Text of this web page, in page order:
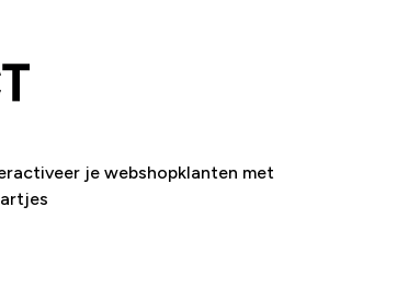
je webshopklanten met